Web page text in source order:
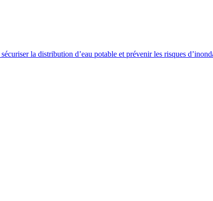
la distribution d’eau potable et prévenir les risques